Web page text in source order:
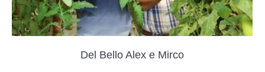
Del Bello Alex e Mirco